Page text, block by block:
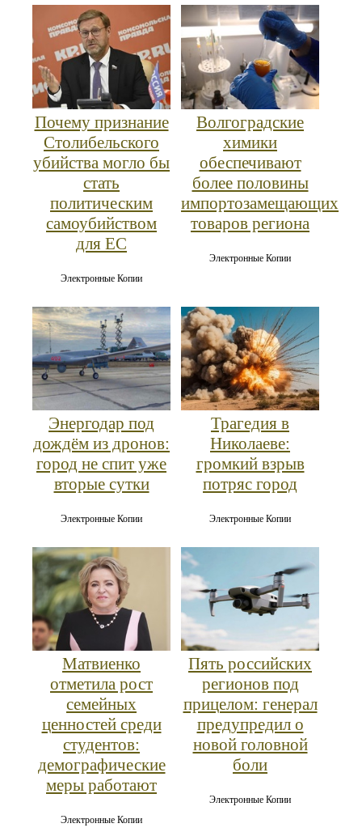
Почему признание
Столибельского
убийства могло бы
стать
политическим
самоубийством
для ЕС
Электронные Копии
Волгоградские
химики
обеспечивают
более половины
импортозамещающих
товаров региона
Электронные Копии
Энергодар под
дождём из дронов:
город не спит уже
вторые сутки
Электронные Копии
Трагедия в
Николаеве:
громкий взрыв
потряс город
Электронные Копии
Матвиенко
отметила рост
семейных
ценностей среди
студентов:
демографические
меры работают
Электронные Копии
Пять российских
регионов под
прицелом: генерал
предупредил о
новой головной
боли
Электронные Копии